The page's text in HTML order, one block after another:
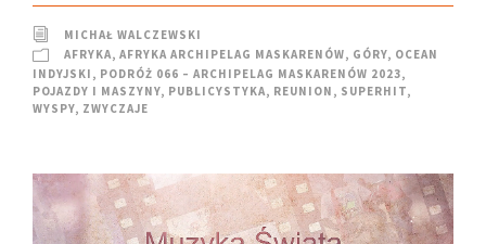
MICHAŁ WALCZEWSKI
AFRYKA, AFRYKA ARCHIPELAG MASKARENÓW, GÓRY, OCEAN
INDYJSKI , PODRÓŻ 066 – ARCHIPELAG MASKARENÓW 2023,
POJAZDY I MASZYNY, PUBLICYSTYKA, REUNION , SUPERHIT,
WYSPY, ZWYCZAJE